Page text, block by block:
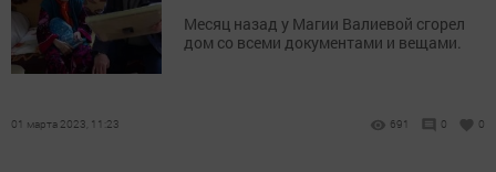
Месяц назад у Магии Валиевой сгорел
дом со всеми документами и вещами.
01 марта 2023, 11:23 691 0 0